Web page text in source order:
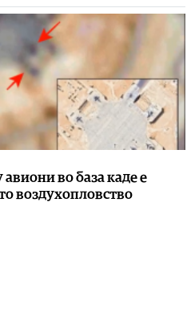
во база каде е
воздухопловство